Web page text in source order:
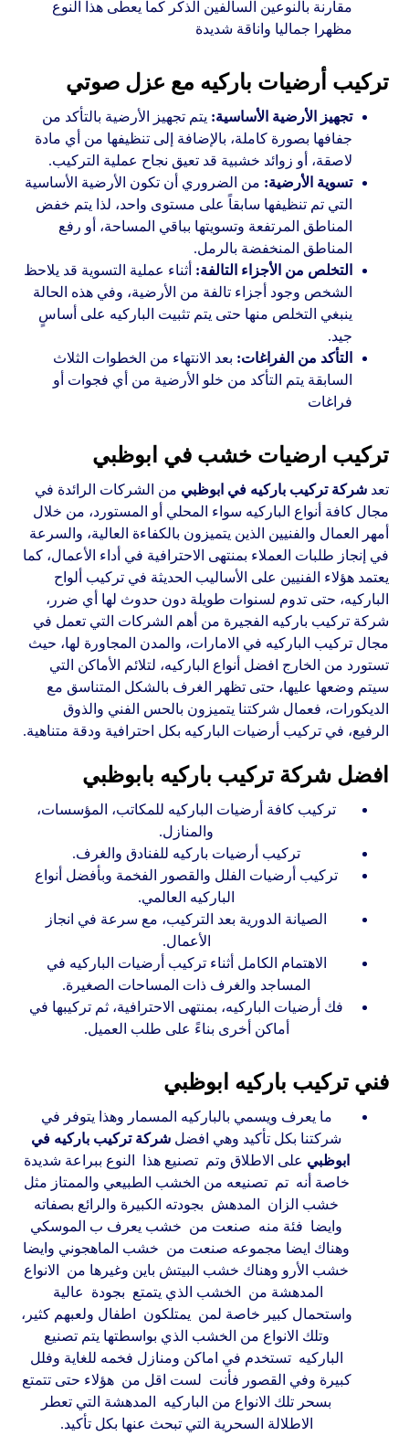
مقارنة بالنوعين السالفين الذكر كما يعطى هذا النوع
مظهرا جماليا واناقة شديدة
تركيب أرضيات باركيه مع عزل صوتي
تجهيز الأرضية الأساسية: يتم تجهيز الأرضية بالتأكد من
جفافها بصورة كاملة، بالإضافة إلى تنظيفها من أي مادة
لاصقة، أو زوائد خشبية قد تعيق نجاح عملية التركيب.
تسوية الأرضية: من الضروري أن تكون الأرضية الأساسية
التي تم تنظيفها سابقاً على مستوى واحد، لذا يتم خفض
المناطق المرتفعة وتسويتها بباقي المساحة، أو رفع
المناطق المنخفضة بالرمل.
التخلص من الأجزاء التالفة: أثناء عملية التسوية قد يلاحظ
الشخص وجود أجزاء تالفة من الأرضية، وفي هذه الحالة
ينبغي التخلص منها حتى يتم تثبيت الباركيه على أساسٍ
جيد.
التأكد من الفراغات: بعد الانتهاء من الخطوات الثلاث
السابقة يتم التأكد من خلو الأرضية من أي فجوات أو
فراغات
تركيب ارضيات خشب في ابوظبي
تعدشركة تركيب باركيه في ابوظبي من الشركات الرائدة في
مجال كافة أنواع الباركيه سواء المحلي أو المستورد، من خلال
أمهر العمال والفنيين الذين يتميزون بالكفاءة العالية، والسرعة
في إنجاز طلبات العملاء بمنتهى الاحترافية في أداء الأعمال، كما
يعتمد هؤلاء الفنيين على الأساليب الحديثة في تركيب ألواح
الباركيه، حتى تدوم لسنوات طويلة دون حدوث لها أي ضرر،
شركة تركيب باركيه الفجيرة من أهم الشركات التي تعمل في
مجال تركيب الباركيه في الامارات، والمدن المجاورة لها، حيث
تستورد من الخارج افضل أنواع الباركيه، لتلائم الأماكن التي
سيتم وضعها عليها، حتى تظهر الغرف بالشكل المتناسق مع
الديكورات، فعمال شركتنا يتميزون بالحس الفني والذوق
الرفيع، في تركيب أرضيات الباركيه بكل احترافية ودقة متناهية.
افضل شركة تركيب باركيه بابوظبي
تركيب كافة أرضيات الباركيه للمكاتب، المؤسسات،
والمنازل.
تركيب أرضيات باركيه للفنادق والغرف.
تركيب أرضيات الفلل والقصور الفخمة وبأفضل أنواع
الباركيه العالمي.
الصيانة الدورية بعد التركيب، مع سرعة في انجاز
الأعمال.
الاهتمام الكامل أثناء تركيب أرضيات الباركيه في
المساجد والغرف ذات المساحات الصغيرة.
فك أرضيات الباركيه، بمنتهى الاحترافية، ثم تركيبها في
أماكن أخرى بناءً على طلب العميل.
فني تركيب باركيه ابوظبي
ما يعرف ويسمي بالباركيه المسمار وهذا يتوفر في
شركتنا بكل تأكيد وهي افضل شركة تركيب باركيه في
ابوظبي على الاطلاق وتم تصنيع هذا النوع ببراعة شديدة
خاصة أنه تم تصنيعه من الخشب الطبيعي والممتاز مثل
خشب الزان المدهش بجودته الكبيرة والرائع بصفاته
وايضا فئة منه صنعت من خشب يعرف ب الموسكي
وهناك ايضا مجموعه صنعت من خشب الماهجوني وايضا
خشب الأرو وهناك خشب البيتش باين وغيرها من الانواع
المدهشة من الخشب الذي يتمتع بجودة عالية
واستحمال كبير خاصة لمن يمتلكون اطفال ولعبهم كثير،
وتلك الانواع من الخشب الذي بواسطتها يتم تصنيع
الباركيه تستخدم في اماكن ومنازل فخمه للغاية وفلل
كبيرة وفي القصور فأنت لست اقل من هؤلاء حتى تتمتع
بسحر تلك الانواع من الباركيه المدهشة التي تعطر
الاطلالة السحرية التي تبحث عنها بكل تأكيد.